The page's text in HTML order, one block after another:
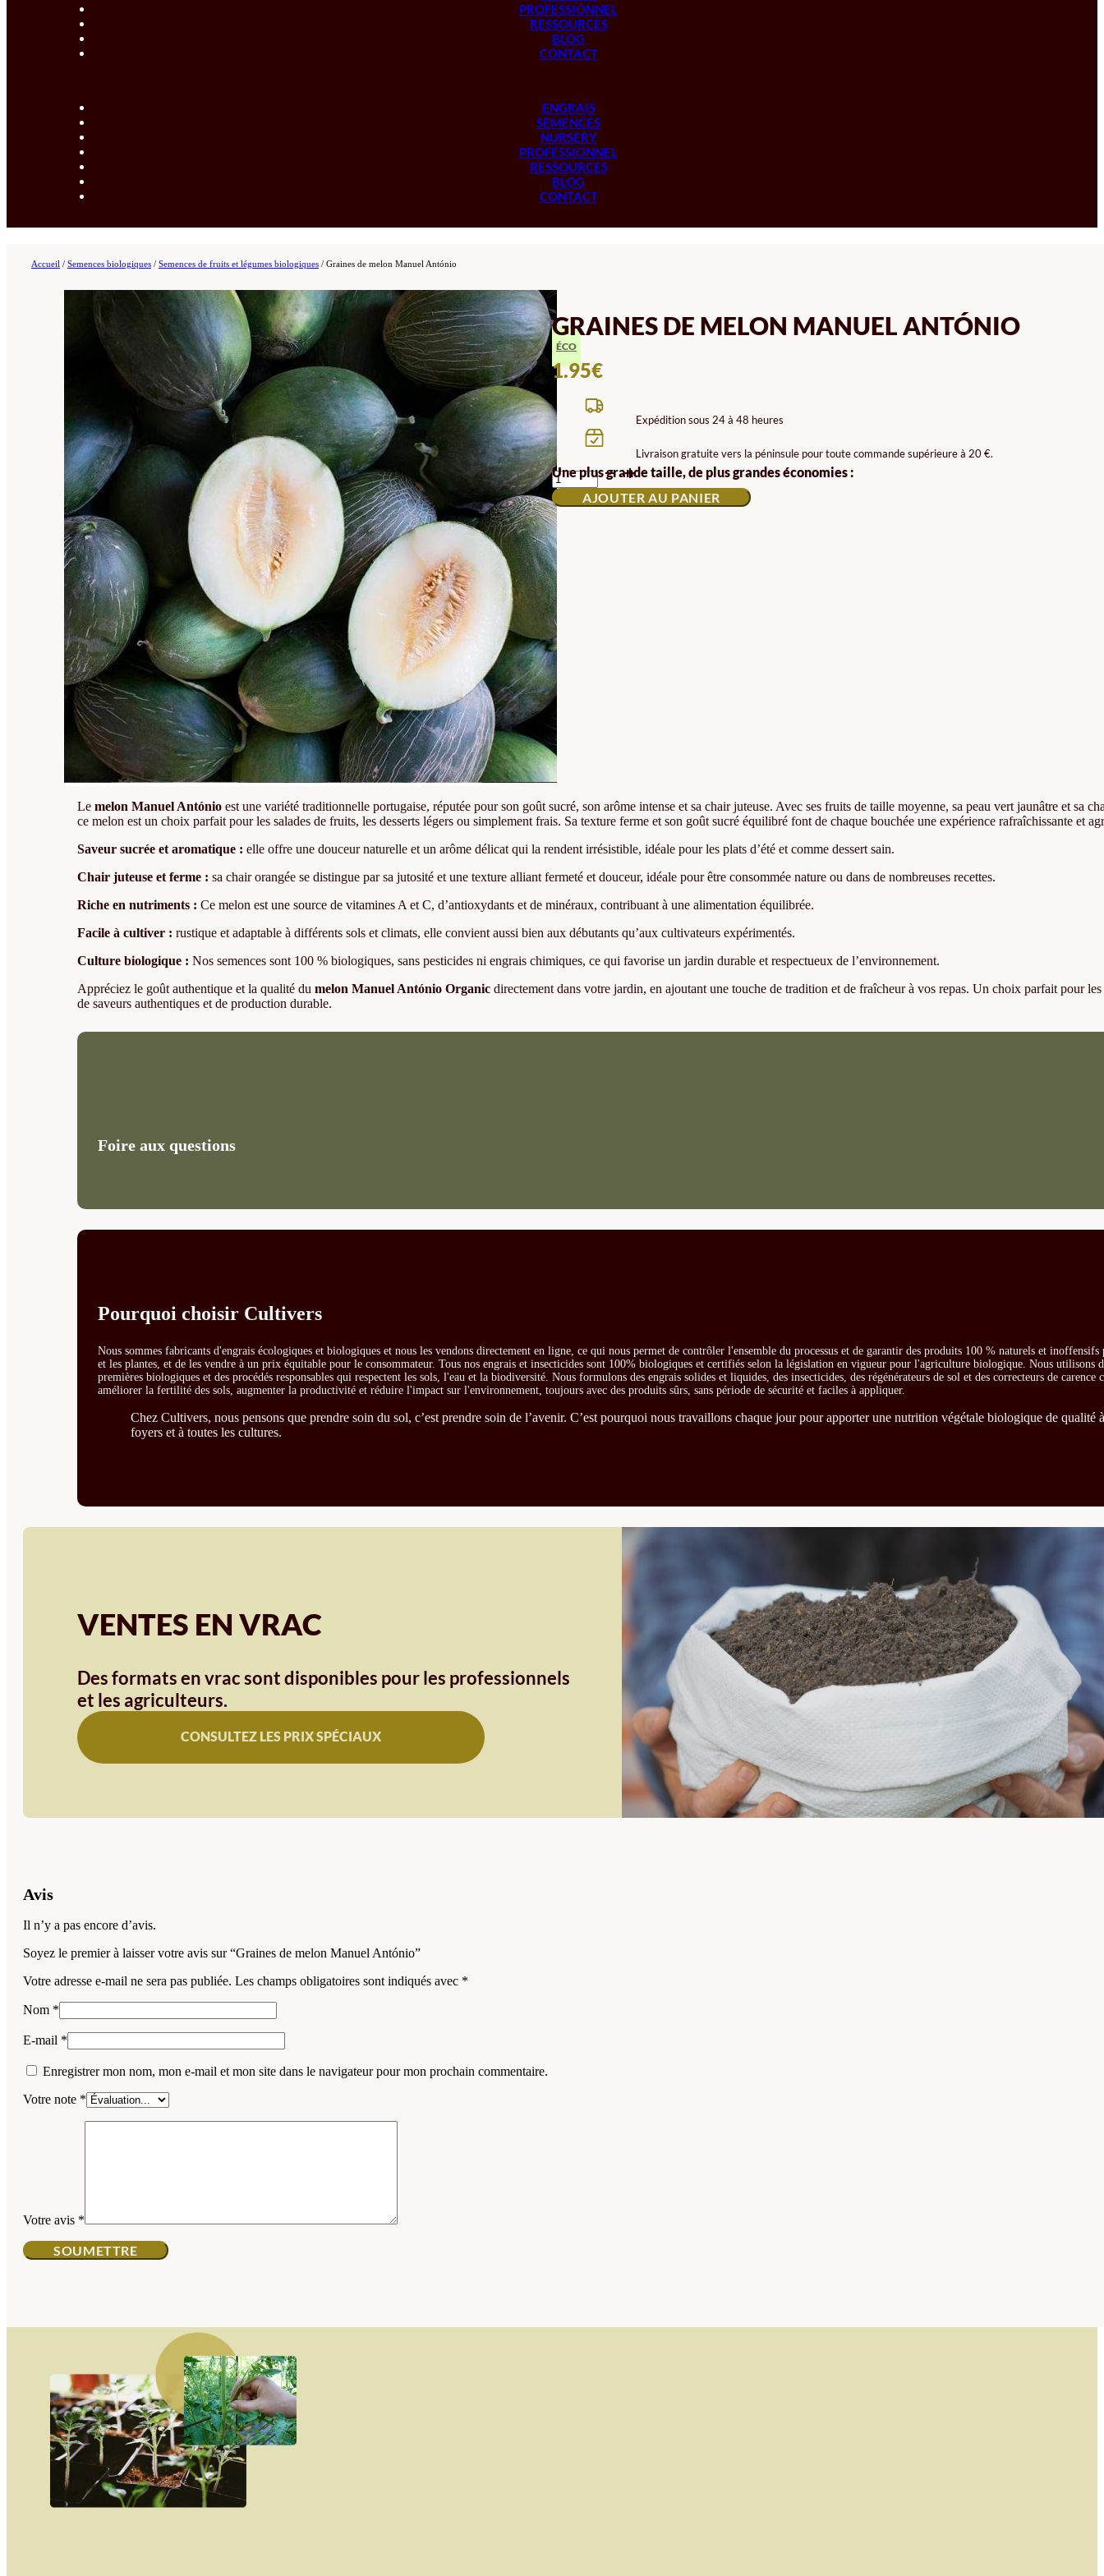
PROFESSIONNEL
RESSOURCES
BLOG
CONTACT
ENGRAIS
SEMENCES
NURSERY
PROFESSIONNEL
RESSOURCES
BLOG
CONTACT
Accueil / Semences biologiques / Semences de fruits et légumes biologiques / Graines de melon Manuel António
GRAINES DE MELON MANUEL ANTÓNIO
ÉCO
1.95€
Expédition sous 24 à 48 heures
Livraison gratuite vers la péninsule pour toute commande supérieure à 20 €.
Une plus grande taille, de plus grandes économies :
QUANTITÉ
DE
GRAINES
DE
MELON
MANUEL
ANTÓNIO
AJOUTER AU PANIER
Lemelon Manuel António est une variété traditionnelle portugaise, réputée pour son goût sucré, son arôme intense et sa chair juteuse. Avec ses fruits de taille moyenne, sa peau vert jaunâtre et sa
ce melon est un choix parfait pour les salades de fruits, les desserts légers ou simplement frais. Sa texture ferme et son goût sucré équilibré font de chaque bouchée une expérience rafraîchissante et
Saveur sucrée et aromatique : elle offre une douceur naturelle et un arôme délicat qui la rendent irrésistible, idéale pour les plats d’été et comme dessert sain.
Chair juteuse et ferme : sa chair orangée se distingue par sa jutosité et une texture alliant fermeté et douceur, idéale pour être consommée nature ou dans de nombreuses recettes.
Riche en nutriments : Ce melon est une source de vitamines A et C, d’antioxydants et de minéraux, contribuant à une alimentation équilibrée.
Facile à cultiver : rustique et adaptable à différents sols et climats, elle convient aussi bien aux débutants qu’aux cultivateurs expérimentés.
Culture biologique : Nos semences sont 100 % biologiques, sans pesticides ni engrais chimiques, ce qui favorise un jardin durable et respectueux de l’environnement.
Appréciez le goût authentique et la qualité dumelon Manuel António Organic directement dans votre jardin, en ajoutant une touche de tradition et de fraîcheur à vos repas. Un choix parfait pour les
de saveurs authentiques et de production durable.
Foire aux questions
Pourquoi choisir Cultivers
Nous sommes fabricants d'engrais écologiques et biologiques et nous les vendons directement en ligne, ce qui nous permet de contrôler l'ensemble du processus et de garantir des produits 100 % naturels et
et les plantes, et de les vendre à un prix équitable pour le consommateur. Tous nos engrais et insecticides sont 100% biologiques et certifiés selon la législation en vigueur pour l'agriculture biologique. Nous utilisons
premières biologiques et des procédés responsables qui respectent les sols, l'eau et la biodiversité. Nous formulons des engrais solides et liquides, des insecticides, des régénérateurs de sol et des correcteurs de carence
améliorer la fertilité des sols, augmenter la productivité et réduire l'impact sur l'environnement, toujours avec des produits sûrs, sans période de sécurité et faciles à appliquer.
Chez Cultivers, nous pensons que prendre soin du sol, c’est prendre soin de l’avenir. C’est pourquoi nous travaillons chaque jour pour apporter une nutrition végétale biologique de qualité
foyers et à toutes les cultures.
VENTES EN VRAC
Des formats en vrac sont disponibles pour les professionnels
et les agriculteurs.
CONSULTEZ LES PRIX SPÉCIAUX
Avis
Il n’y a pas encore d’avis.
Soyez le premier à laisser votre avis sur “Graines de melon Manuel António”
Votre adresse e-mail ne sera pas publiée. Les champs obligatoires sont indiqués avec *
Nom *
E-mail *
Enregistrer mon nom, mon e-mail et mon site dans le navigateur pour mon prochain commentaire.
Votre note *
Votre avis *